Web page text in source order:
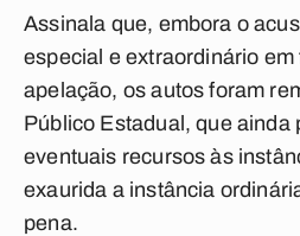
Assinala que, embora o
especial e extraordinário
apelação, os autos foram
Público Estadual, que
eventuais recursos às
exaurida a instância
pena.